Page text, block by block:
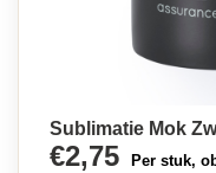
Sublimatie Mok
€2,75 Per stuk,